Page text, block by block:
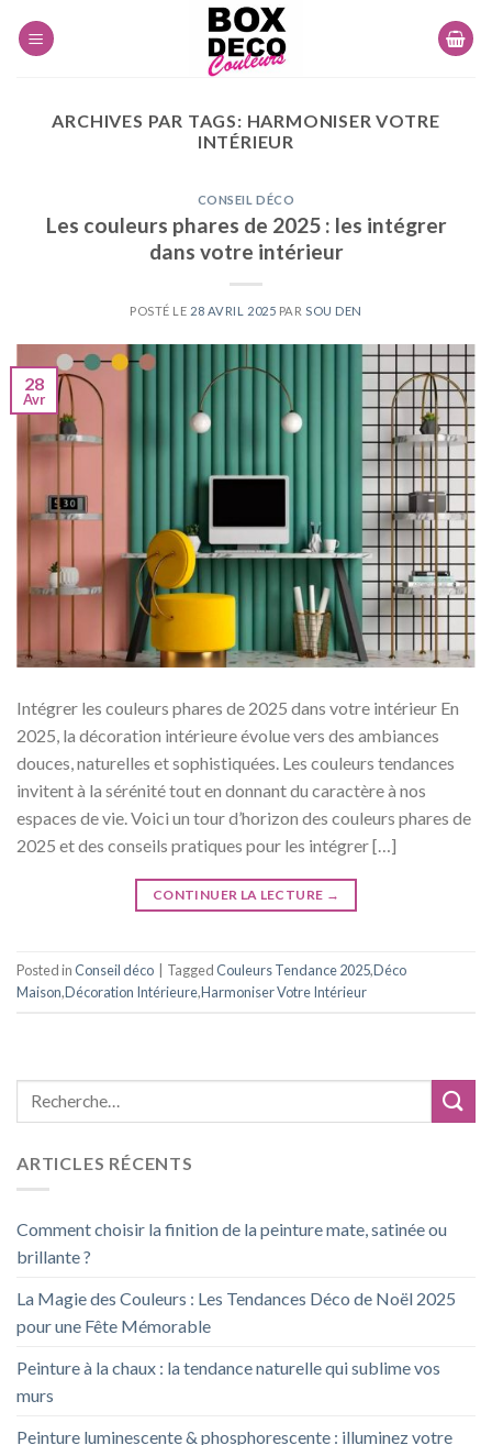
ARCHIVES PAR TAGS: HARMONISER VOTRE
INTÉRIEUR
CONSEIL DÉCO
Les couleurs phares de 2025 : les intégrer
dans votre intérieur
POSTÉ LE 28 AVRIL 2025 PAR SOU DEN
28
Avr
Intégrer les couleurs phares de 2025 dans votre intérieur En
2025, la décoration intérieure évolue vers des ambiances
douces, naturelles et sophistiquées. Les couleurs tendances
invitent à la sérénité tout en donnant du caractère à nos
espaces de vie. Voici un tour d’horizon des couleurs phares de
2025 et des conseils pratiques pour les intégrer […]
CONTINUER LA LECTURE →
Posted inConseil déco TaggedCouleurs Tendance 2025,Déco
Maison,Décoration Intérieure,Harmoniser Votre Intérieur
ARTICLES RÉCENTS
Comment choisir la finition de la peinture mate, satinée ou
brillante ?
La Magie des Couleurs : Les Tendances Déco de Noël 2025
pour une Fête Mémorable
Peinture à la chaux : la tendance naturelle qui sublime vos
murs
Peinture luminescente & phosphorescente : illuminez votre